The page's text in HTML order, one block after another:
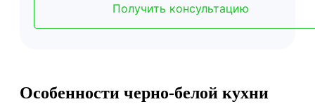
Получить консультацию
Особенности черно-белой кухни